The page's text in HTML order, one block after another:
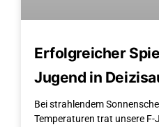
​Erfolgreicher
Jugend in
​Bei strahlendem
Temperaturen trat unsere F-